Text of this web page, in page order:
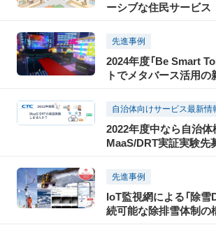
ーシブな住民サービス
先進事例
2024年度「Be Smart
トでメタバース活用の
価値創出に取り組む～
自治体向けサービス最新情
2022年度中なら自治体
MaaS/DRT実証実験先募
先進事例
IoT監視網による「除雪
続可能な除排雪体制の